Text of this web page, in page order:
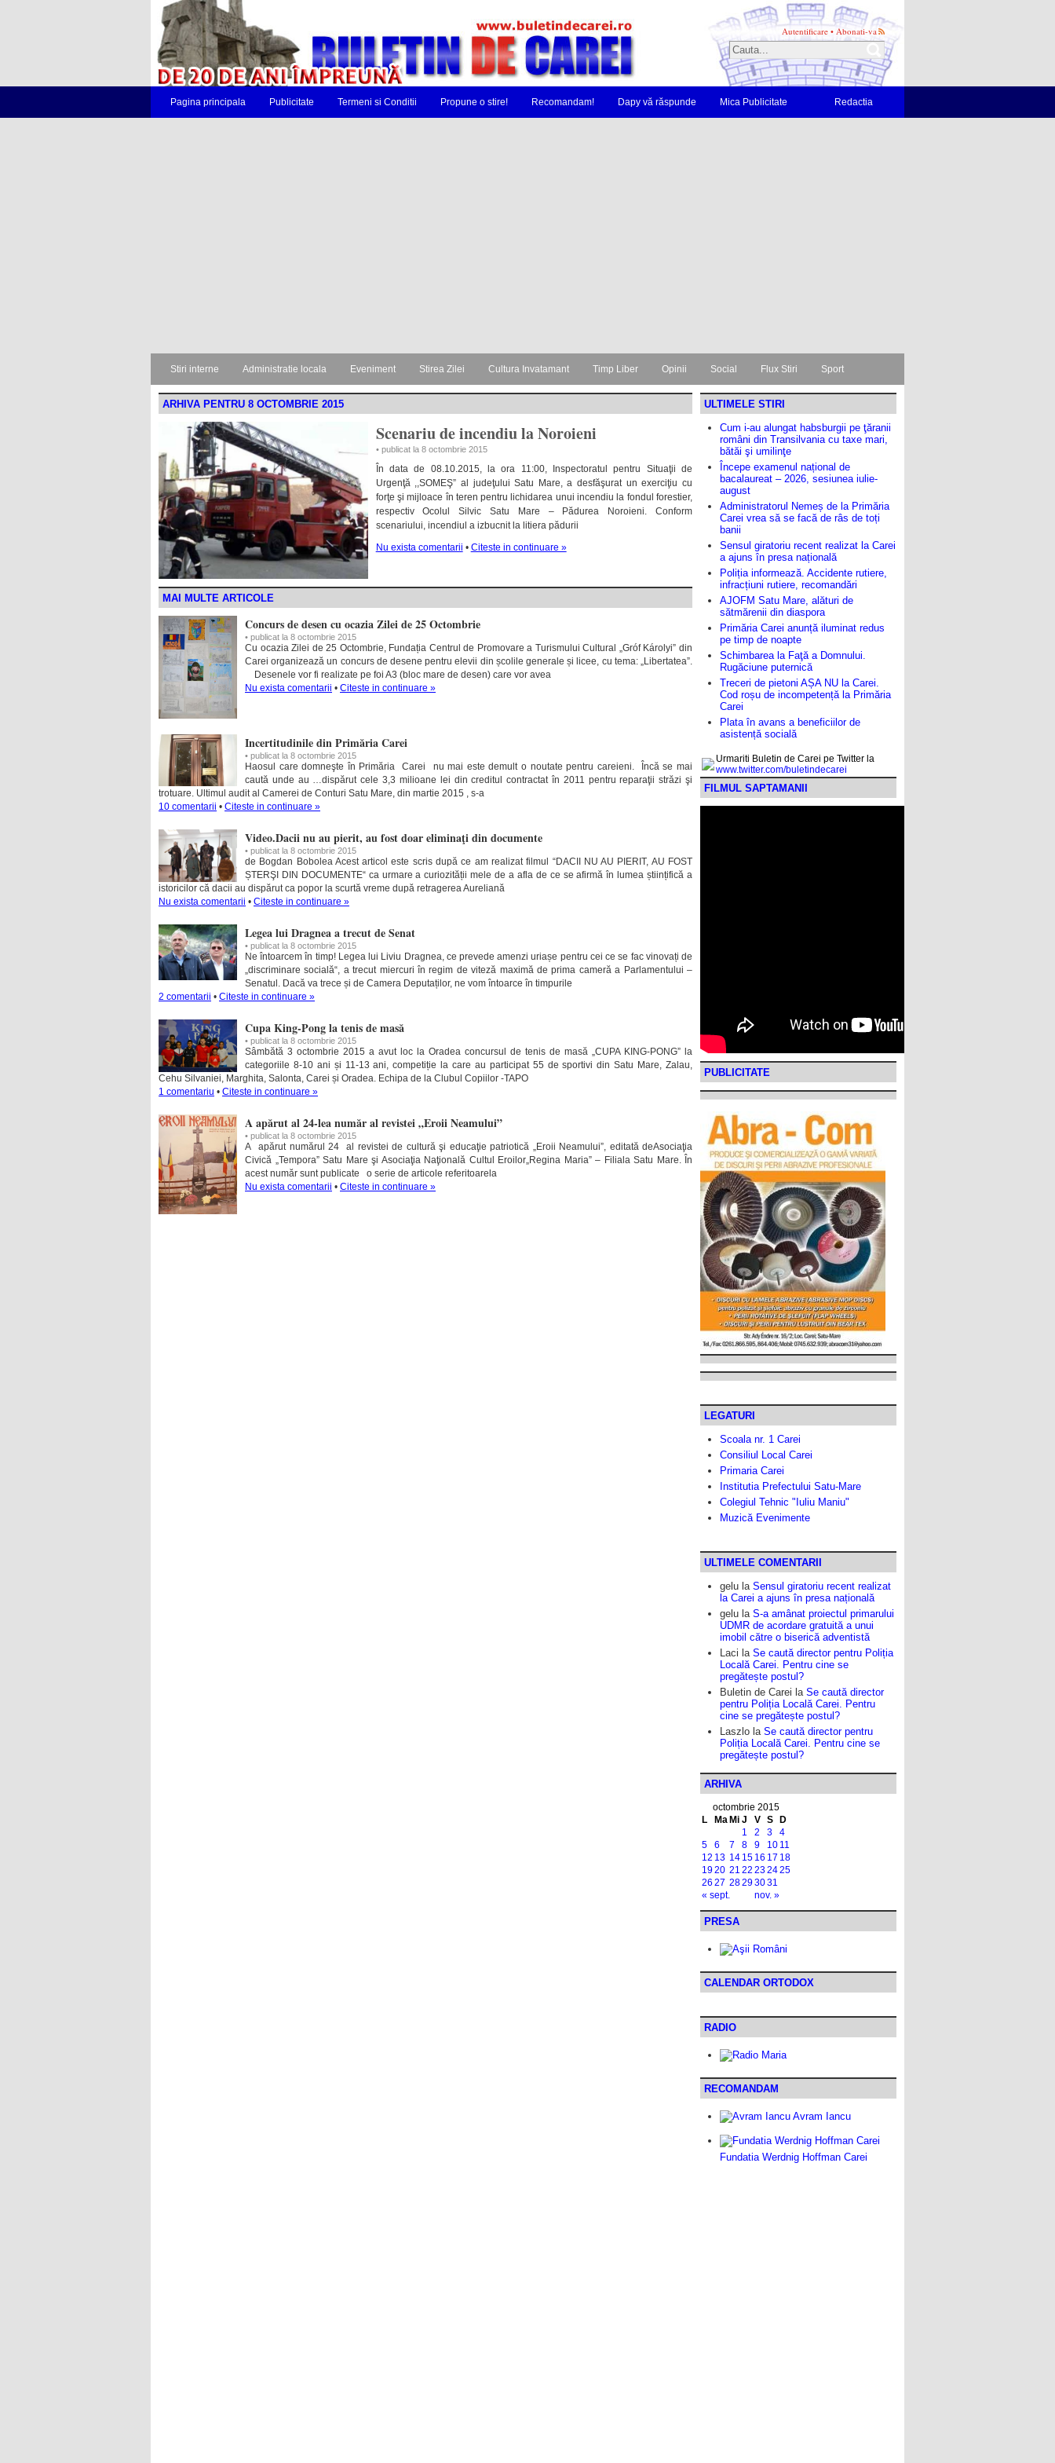
Autentificare • Abonati-va
Pagina principala Publicitate Termeni si Conditii Propune o stire! Recomandam! Dapy vă răspunde Mica Publicitate Redactia
Stiri interne Administratie locala Eveniment Stirea Zilei Cultura Invatamant Timp Liber Opinii Social Flux Stiri Sport
ARHIVA PENTRU 8 OCTOMBRIE 2015
Scenariu de incendiu la Noroieni
• publicat la 8 octombrie 2015
În data de 08.10.2015, la ora 11:00, Inspectoratul pentru Situaţii de
Urgenţă ,,SOMEŞ” al judeţului Satu Mare, a desfăşurat un exerciţiu cu
forţe şi mijloace în teren pentru lichidarea unui incendiu la fondul forestier,
respectiv Ocolul Silvic Satu Mare – Pădurea Noroieni. Conform
scenariului, incendiul a izbucnit la litiera pădurii
Nu exista comentarii • Citeste in continuare »
MAI MULTE ARTICOLE
Concurs de desen cu ocazia Zilei de 25 Octombrie
• publicat la 8 octombrie 2015
Cu ocazia Zilei de 25 Octombrie, Fundația Centrul de Promovare a Turismului Cultural „Gróf Károlyi” din
Carei organizează un concurs de desene pentru elevii din școlile generale și licee, cu tema: „Libertatea”.
Desenele vor fi realizate pe foi A3 (bloc mare de desen) care vor avea
Nu exista comentarii • Citeste in continuare »
Incertitudinile din Primăria Carei
• publicat la 8 octombrie 2015
Haosul care domneşte în Primăria Carei nu mai este demult o noutate pentru careieni. Încă se mai
caută unde au …dispărut cele 3,3 milioane lei din creditul contractat în 2011 pentru reparaţii străzi şi
trotuare. Ultimul audit al Camerei de Conturi Satu Mare, din martie 2015 , s-a
10 comentarii • Citeste in continuare »
Video.Dacii nu au pierit, au fost doar eliminaţi din documente
• publicat la 8 octombrie 2015
de Bogdan Bobolea Acest articol este scris după ce am realizat filmul “DACII NU AU PIERIT, AU FOST
ȘTERŞI DIN DOCUMENTE“ ca urmare a curiozității mele de a afla de ce se afirmă în lumea științifică a
istoricilor că dacii au dispărut ca popor la scurtă vreme după retragerea Aureliană
Nu exista comentarii • Citeste in continuare »
Legea lui Dragnea a trecut de Senat
• publicat la 8 octombrie 2015
Ne întoarcem în timp! Legea lui Liviu Dragnea, ce prevede amenzi uriașe pentru cei ce se fac vinovați de
„discriminare socială“, a trecut miercuri în regim de viteză maximă de prima cameră a Parlamentului –
Senatul. Dacă va trece și de Camera Deputaților, ne vom întoarce în timpurile
2 comentarii • Citeste in continuare »
Cupa King-Pong la tenis de masă
• publicat la 8 octombrie 2015
Sâmbătă 3 octombrie 2015 a avut loc la Oradea concursul de tenis de masă „CUPA KING-PONG” la
categoriile 8-10 ani și 11-13 ani, competiție la care au participat 55 de sportivi din Satu Mare, Zalau,
Cehu Silvaniei, Marghita, Salonta, Carei și Oradea. Echipa de la Clubul Copiilor -TAPO
1 comentariu • Citeste in continuare »
A apărut al 24-lea număr al revistei „Eroii Neamului”
• publicat la 8 octombrie 2015
A apărut numărul 24 al revistei de cultură şi educaţie patriotică „Eroii Neamului”, editată deAsociaţia
Civică „Tempora” Satu Mare şi Asociaţia Naţională Cultul Eroilor„Regina Maria” – Filiala Satu Mare. În
acest număr sunt publicate o serie de articole referitoarela
Nu exista comentarii • Citeste in continuare »
ULTIMELE STIRI
Cum i-au alungat habsburgii pe ţăranii
români din Transilvania cu taxe mari,
bătăi şi umilinţe
Începe examenul național de
bacalaureat – 2026, sesiunea iulie-
august
Administratorul Nemeș de la Primăria
Carei vrea să se facă de râs de toți
banii
Sensul giratoriu recent realizat la Carei
a ajuns în presa națională
Poliția informează. Accidente rutiere,
infracțiuni rutiere, recomandări
AJOFM Satu Mare, alături de
sătmărenii din diaspora
Primăria Carei anunță iluminat redus
pe timp de noapte
Schimbarea la Faţă a Domnului.
Rugăciune puternică
Treceri de pietoni AȘA NU la Carei.
Cod roșu de incompetență la Primăria
Carei
Plata în avans a beneficiilor de
asistență socială
Urmariti Buletin de Carei pe Twitter la
www.twitter.com/buletindecarei
FILMUL SAPTAMANII
PUBLICITATE
LEGATURI
Scoala nr. 1 Carei
Consiliul Local Carei
Primaria Carei
Institutia Prefectului Satu-Mare
Colegiul Tehnic "Iuliu Maniu"
Muzică Evenimente
ULTIMELE COMENTARII
gelu la Sensul giratoriu recent realizat
la Carei a ajuns în presa națională
gelu la S-a amânat proiectul primarului
UDMR de acordare gratuită a unui
imobil către o biserică adventistă
Laci la Se caută director pentru Poliția
Locală Carei. Pentru cine se
pregătește postul?
Buletin de Carei la Se caută director
pentru Poliția Locală Carei. Pentru
cine se pregătește postul?
Laszlo la Se caută director pentru
Poliția Locală Carei. Pentru cine se
pregătește postul?
ARHIVA
octombrie 2015
L
Ma Mi J V S D
« sept. nov. »
1 2 3
4
5
6 7 8 9 10 11
12 13 14 15 16 17 18
1920 21 22 232425
26 27 28293031
PRESA
CALENDAR ORTODOX
RADIO
RECOMANDAM
Avram Iancu
Fundatia Werdnig Hoffman Carei